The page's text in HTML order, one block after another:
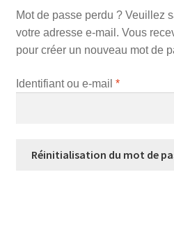
Mon compte
Mon panier
Mot de passe perdu ? Veuillez
votre adresse e-mail. Vous
pour créer un nouveau mot de
Identifiant ou e-mail *
Réinitialisation du mot de